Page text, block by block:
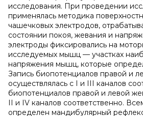
исследования. При проведении
применялась методика
чашечковых электродов,
состоянии покоя, жевания и
электроды фиксировались на
исследуемых мышц — участках
напряжения мышц, которые
Запись биопотенциалов правой и
осуществлялась с I и III каналов
биопотенциалов правой и левой
II и IV каналов соответственно.
определен мандибулярный